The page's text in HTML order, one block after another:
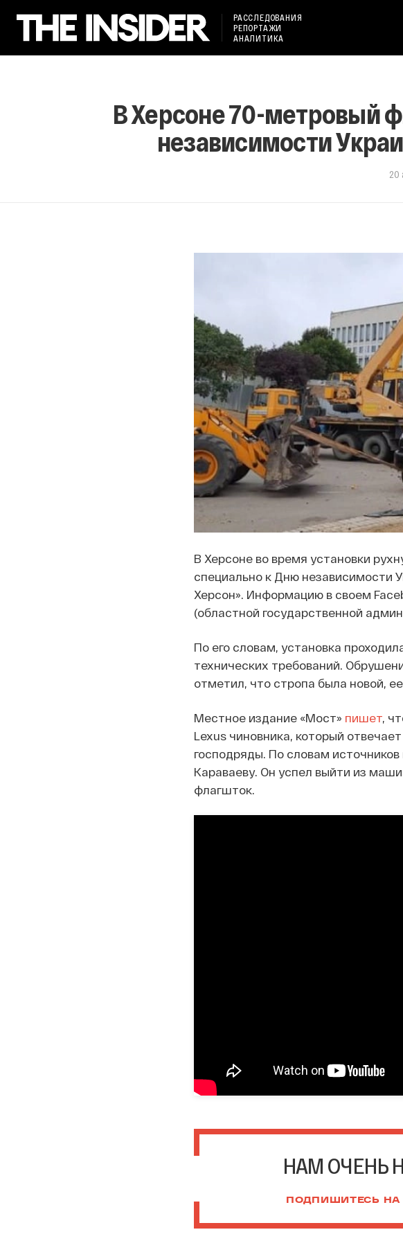
РАССЛЕДОВАНИЯ
РЕПОРТАЖИ
АНАЛИТИКА
В Херсоне 70-метровый
независимости
20
В Херсоне во время установки
специально к Дню независимости
Херсон». Информацию в своем
(областной государственной
По его словам, установка
технических требований.
отметил, что стропа была новой,
Местное издание «Мост» пишет,
Lexus чиновника, который
господряды. По словам
Караваеву. Он успел выйти из
флагшток.
НАМ ОЧЕНЬ
ПОДПИШИТЕСЬ НА